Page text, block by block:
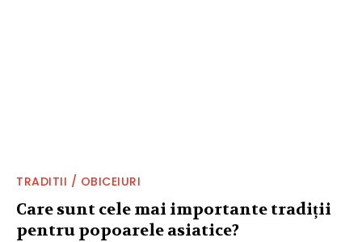
TRADITII / OBICEIURI
Care sunt cele mai importante tradiții
pentru popoarele asiatice?